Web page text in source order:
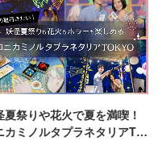
夏祭りや花火で夏を満喫！
カミノルタプラネタリアTO